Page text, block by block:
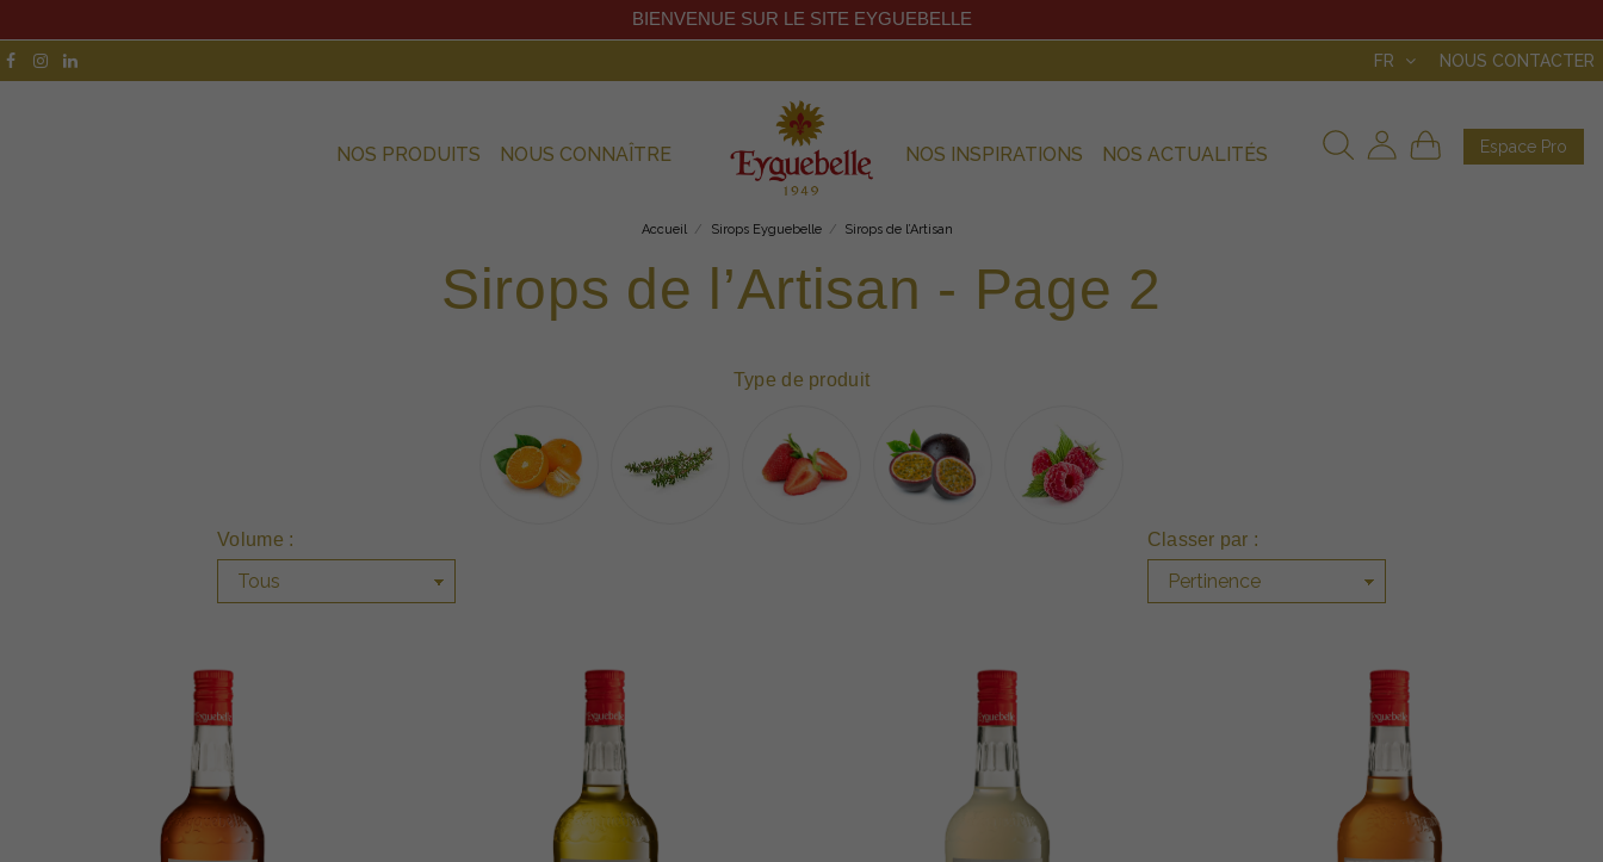
FR NOUS CONTACTER
Espace Pro
NOS PRODUITS NOUS CONNAÎTRE NOS INSPIRATIONS NOS ACTUALITÉS
BIENVENUE SUR LE SITE EYGUEBELLE
Accueil Sirops Eyguebelle Sirops de l’Artisan
Sirops de l’Artisan - Page 2
Type de produit
Volume : Classer par :
Pertinence